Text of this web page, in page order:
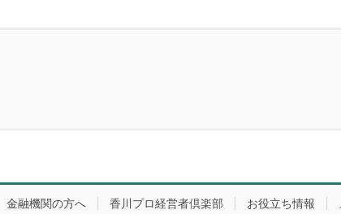
金融機関の方へ 香川プロ経営者倶楽部 お役立ち情報